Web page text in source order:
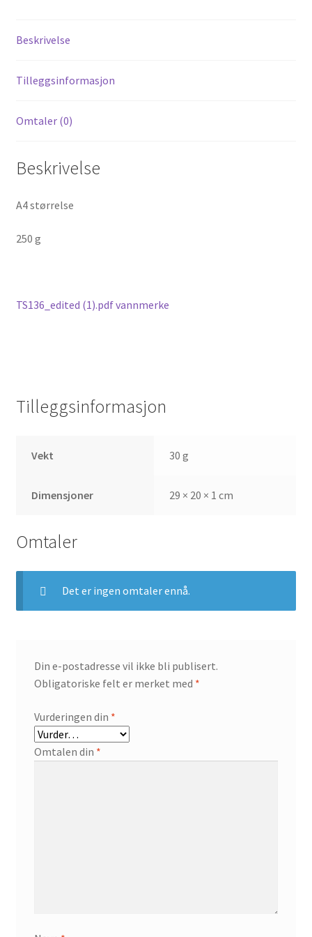
Beskrivelse
Tilleggsinformasjon
Omtaler (0)
Beskrivelse
A4 størrelse
250 g
TS136_edited (1).pdf vannmerke
Tilleggsinformasjon
Vekt 30 g
Dimensjoner 29 × 20 × 1 cm
Omtaler
Det er ingen omtaler ennå.
Din e-postadresse vil ikke bli publisert.
Obligatoriske felt er merket med *
Vurderingen din *
Omtalen din *